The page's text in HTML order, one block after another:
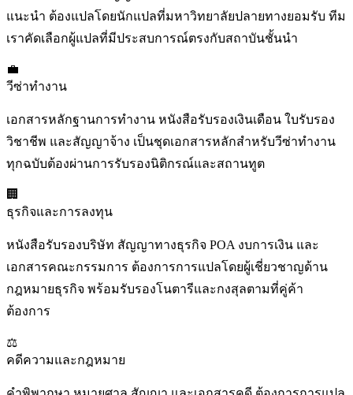
แนะนำ ต้องแปลโดยนักแปลที่มหาวิทยาลัยปลายทางยอมรับ ทีม
เราคัดเลือกผู้แปลที่มีประสบการณ์ตรงกับสถาบันชั้นนำ
💼
วีซ่าทำงาน
เอกสารหลักฐานการทำงาน หนังสือรับรองเงินเดือน ใบรับรอง
วิชาชีพ และสัญญาจ้าง เป็นชุดเอกสารหลักสำหรับวีซ่าทำงาน
ทุกฉบับต้องผ่านการรับรองนิติกรณ์และสถานทูต
🏢
ธุรกิจและการลงทุน
หนังสือรับรองบริษัท สัญญาทางธุรกิจ POA งบการเงิน และ
เอกสารคณะกรรมการ ต้องการการแปลโดยผู้เชี่ยวชาญด้าน
กฎหมายธุรกิจ พร้อมรับรองโนตารีและกงสุลตามที่คู่ค้า
ต้องการ
⚖️
คดีความและกฎหมาย